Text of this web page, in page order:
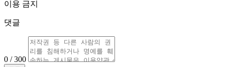
이용 금지
댓글
0 / 300